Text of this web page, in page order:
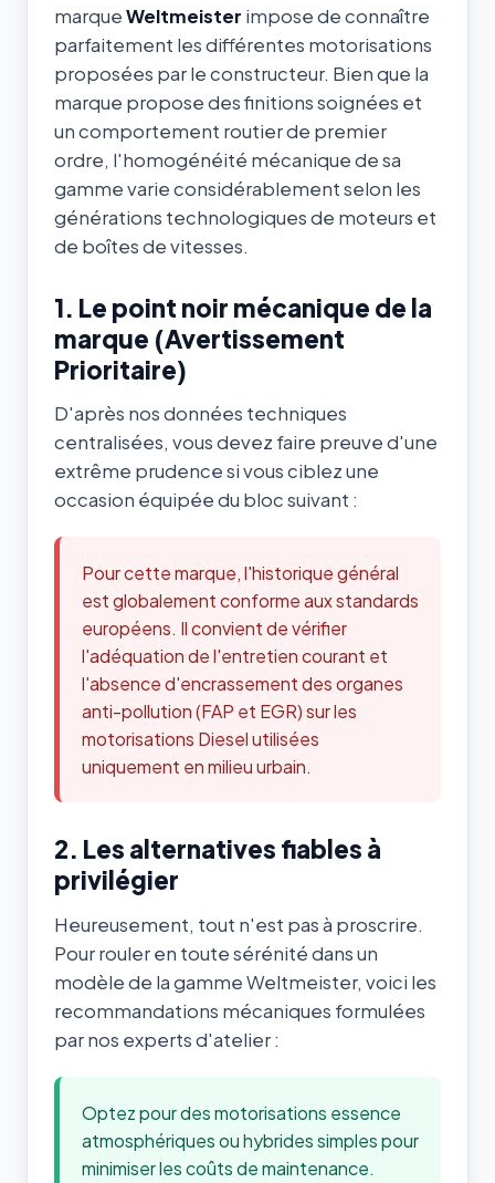
marqueWeltmeister impose de connaître
parfaitement les différentes motorisations
proposées par le constructeur. Bien que la
marque propose des finitions soignées et
un comportement routier de premier
ordre, l'homogénéité mécanique de sa
gamme varie considérablement selon les
générations technologiques de moteurs et
de boîtes de vitesses.
1. Le point noir mécanique de la
marque (Avertissement
Prioritaire)
D'après nos données techniques
centralisées, vous devez faire preuve d'une
extrême prudence si vous ciblez une
occasion équipée du bloc suivant :
Pour cette marque, l'historique général
est globalement conforme aux standards
européens. Il convient de vérifier
l'adéquation de l'entretien courant et
l'absence d'encrassement des organes
anti-pollution (FAP et EGR) sur les
motorisations Diesel utilisées
uniquement en milieu urbain.
2. Les alternatives fiables à
privilégier
Heureusement, tout n'est pas à proscrire.
Pour rouler en toute sérénité dans un
modèle de la gamme Weltmeister, voici les
recommandations mécaniques formulées
par nos experts d'atelier :
Optez pour des motorisations essence
atmosphériques ou hybrides simples pour
minimiser les coûts de maintenance.